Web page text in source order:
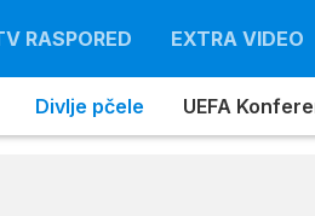
RASPORED EXTRA VIDEO
Divlje pčele UEFA